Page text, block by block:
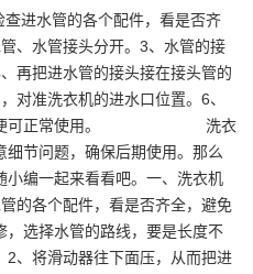
进水管的各个配件，看是否齐
、水管接头分开。3、水管的接
再把进水管的接头接在接头管的
对准洗衣机的进水口位置。6、
开，便可正常使用。 洗衣
节问题，确保后期使用。那么
小编一起来看看吧。一、洗衣机
的各个配件，看是否齐全，避免
选择水管的路线，要是长度不
、将滑动器往下面压，从而把进